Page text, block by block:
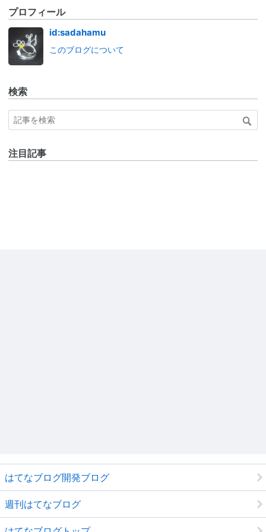
プロフィール
id:sadahamu
このブログについて
検索
注目記事
はてなブログ開発ブログ
週刊はてなブログ